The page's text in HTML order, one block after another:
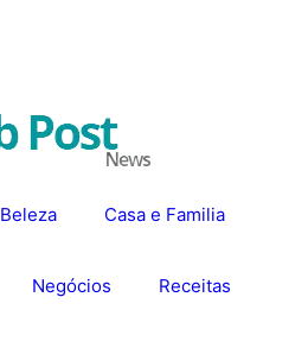
Beleza Casa e Familia
Negócios Receitas